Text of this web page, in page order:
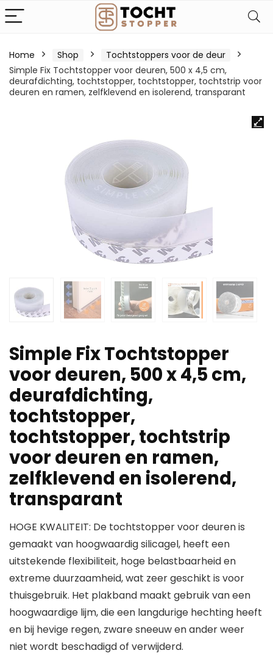
Home Shop
Tochtstoppers voor de deur
Simple Fix Tochtstopper voor deuren, 500 x 4,5 cm,
deurafdichting, tochtstopper, tochtstopper, tochtstrip voor
deuren en ramen, zelfklevend en isolerend, transparant
Simple Fix Tochtstopper
voor deuren, 500 x 4,5 cm,
deurafdichting,
tochtstopper,
tochtstopper, tochtstrip
voor deuren en ramen,
zelfklevend en isolerend,
transparant
HOGE KWALITEIT: De tochtstopper voor deuren is
gemaakt van hoogwaardig silicagel, heeft een
uitstekende flexibiliteit, hoge belastbaarheid en
extreme duurzaamheid, wat zeer geschikt is voor
thuisgebruik. Het plakband maakt gebruik van een
hoogwaardige lijm, die een langdurige hechting heeft
en bij hevige regen, zware sneeuw en ander weer
niet wordt beschadigd of verwijderd.